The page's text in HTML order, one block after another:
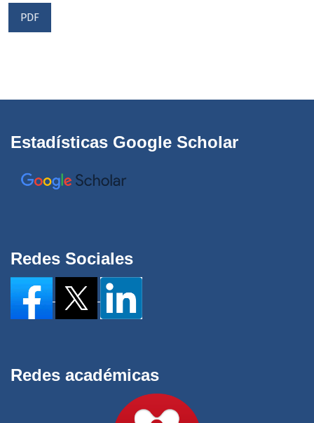
PDF
Estadísticas Google Scholar
Redes Sociales
Redes académicas